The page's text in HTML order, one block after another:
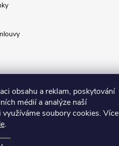
obsahu a reklam, poskytování
médií a analýze naší
využíváme soubory cookies. Více
.
cookies